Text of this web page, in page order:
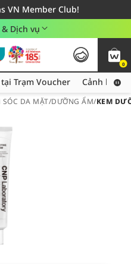
VN Member Club!
đơn hàng từ 249,000Đ
khu vực TP. Hồ Chí Minh
Dịch vụ
0
Thu thập thêm voucher hot tại Trạm Voucher
Trạm Voucher Cảnh báo
DA MẶT/DƯỠNG ẨM/KEM